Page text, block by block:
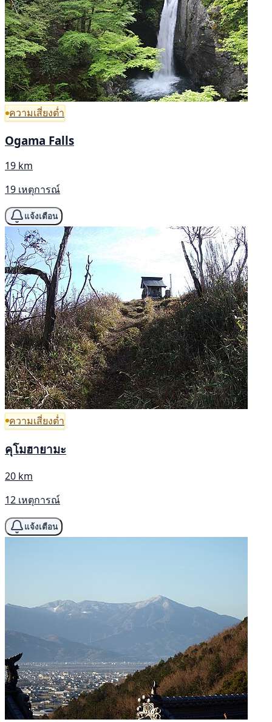
ความเสี่ยงต่ำ
Ogama Falls
19 km
19 เหตุการณ์
แจ้งเตือน
ความเสี่ยงต่ำ
คุโมฮายามะ
20 km
12 เหตุการณ์
แจ้งเตือน